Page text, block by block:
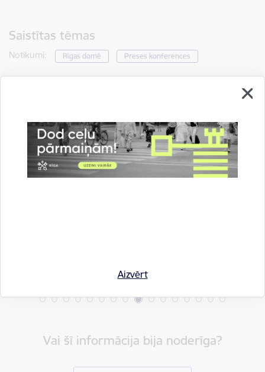
Aizvērt
Saistītas tēmas
Notikumi: Rīgas domē Preses konferences
Dalīties
Vai šī informācija bija noderīga?